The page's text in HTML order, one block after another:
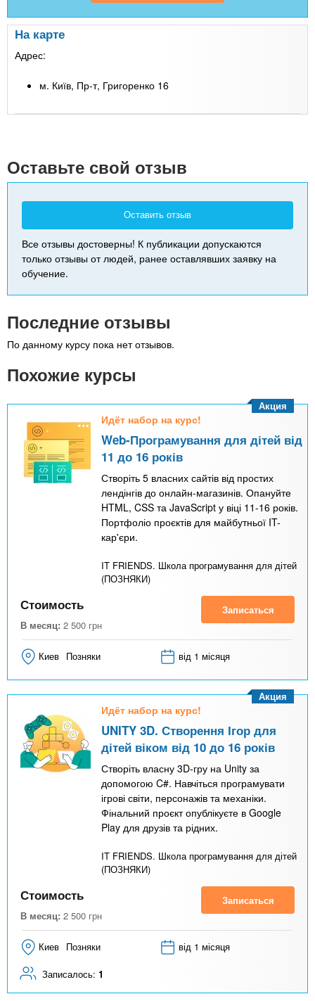
На карте
Адрес:
м. Київ, Пр-т, Григоренко 16
Оставьте свой отзыв
Оставить отзыв
Все отзывы достоверны! К публикации допускаются
только отзывы от людей, ранее оставлявших заявку на
обучение.
Последние отзывы
По данному курсу пока нет отзывов.
Похожие курсы
Идёт набор на курс!
Web-Програмування для дітей від
11 до 16 років
Створіть 5 власних сайтів від простих
лендінгів до онлайн-магазинів. Опануйте
HTML, CSS та JavaScript у віці 11-16 років.
Портфоліо проєктів для майбутньої IT-
кар'єри.
IT FRIENDS. Школа програмування для дітей
(ПОЗНЯКИ)
Акция
Стоимость
В месяц: 2 500 грн
Записаться
Киев Позняки від 1 місяця
Идёт набор на курс!
UNITY 3D. Створення Ігор для
дітей віком від 10 до 16 років
Створіть власну 3D-гру на Unity за
допомогою C#. Навчіться програмувати
ігрові світи, персонажів та механіки.
Фінальний проєкт опублікуєте в Google
Play для друзів та рідних.
IT FRIENDS. Школа програмування для дітей
(ПОЗНЯКИ)
Акция
Стоимость
В месяц: 2 500 грн
Записаться
Киев Позняки від 1 місяця
Записалось: 1